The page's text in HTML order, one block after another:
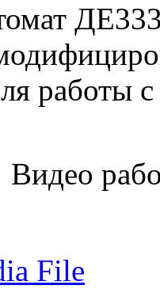
работы
Видео
File